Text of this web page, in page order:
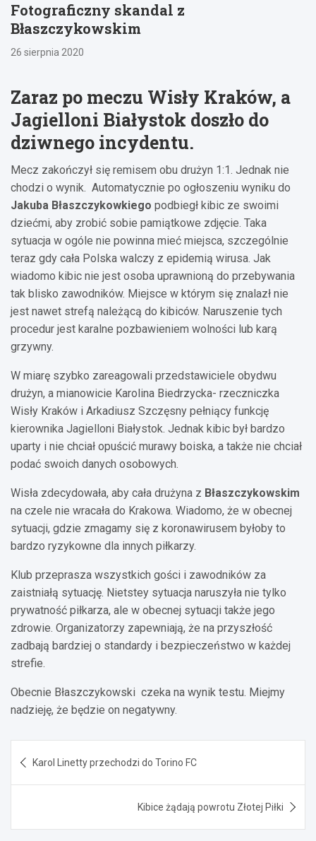
Fotograficzny skandal z
Błaszczykowskim
26 sierpnia 2020
Zaraz po meczu Wisły Kraków, a
Jagielloni Białystok doszło do
dziwnego incydentu.
Mecz zakończył się remisem obu drużyn 1:1. Jednak nie
chodzi o wynik. Automatycznie po ogłoszeniu wyniku do
Jakuba Błaszczykowkiego podbiegł kibic ze swoimi
dziećmi, aby zrobić sobie pamiątkowe zdjęcie. Taka
sytuacja w ogóle nie powinna mieć miejsca, szczególnie
teraz gdy cała Polska walczy z epidemią wirusa. Jak
wiadomo kibic nie jest osoba uprawnioną do przebywania
tak blisko zawodników. Miejsce w którym się znalazł nie
jest nawet strefą należącą do kibiców. Naruszenie tych
procedur jest karalne pozbawieniem wolności lub karą
grzywny.
W miarę szybko zareagowali przedstawiciele obydwu
drużyn, a mianowicie Karolina Biedrzycka- rzeczniczka
Wisły Kraków i Arkadiusz Szczęsny pełniący funkcję
kierownika Jagielloni Białystok. Jednak kibic był bardzo
uparty i nie chciał opuścić murawy boiska, a także nie chciał
podać swoich danych osobowych.
Wisła zdecydowała, aby cała drużyna z Błaszczykowskim
na czele nie wracała do Krakowa. Wiadomo, że w obecnej
sytuacji, gdzie zmagamy się z koronawirusem byłoby to
bardzo ryzykowne dla innych piłkarzy.
Klub przeprasza wszystkich gości i zawodników za
zaistniałą sytuację. Nietstey sytuacja naruszyła nie tylko
prywatność piłkarza, ale w obecnej sytuacji także jego
zdrowie. Organizatorzy zapewniają, że na przyszłość
zadbają bardziej o standardy i bezpieczeństwo w każdej
strefie.
Obecnie Błaszczykowski czeka na wynik testu. Miejmy
nadzieję, że będzie on negatywny.
wpisu
Karol Linetty przechodzi do Torino FC
Kibice żądają powrotu Złotej Piłki